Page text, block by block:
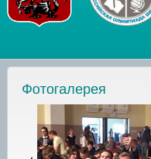
Фотогалерея